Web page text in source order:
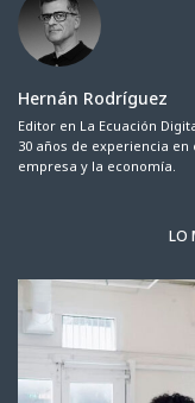
Hernán Rodríguez
Editor en La Ecuación
30 años de experiencia
empresa y la economía.
LO